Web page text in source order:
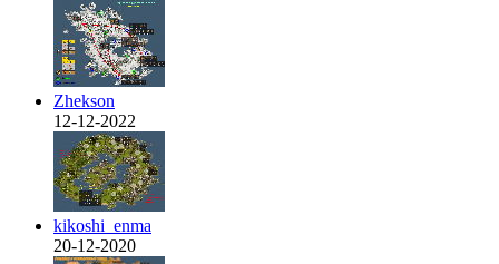
Zhekson
12-12-2022
kikoshi_enma
20-12-2020